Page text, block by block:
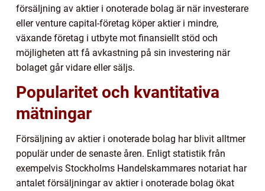
försäljning av aktier i onoterade bolag är när investerare
eller venture capital-företag köper aktier i mindre,
växande företag i utbyte mot finansiellt stöd och
möjligheten att få avkastning på sin investering när
bolaget går vidare eller säljs.
Popularitet och kvantitativa
mätningar
Försäljning av aktier i onoterade bolag har blivit alltmer
populär under de senaste åren. Enligt statistik från
exempelvis Stockholms Handelskammares notariat har
antalet försäljningar av aktier i onoterade bolag ökat